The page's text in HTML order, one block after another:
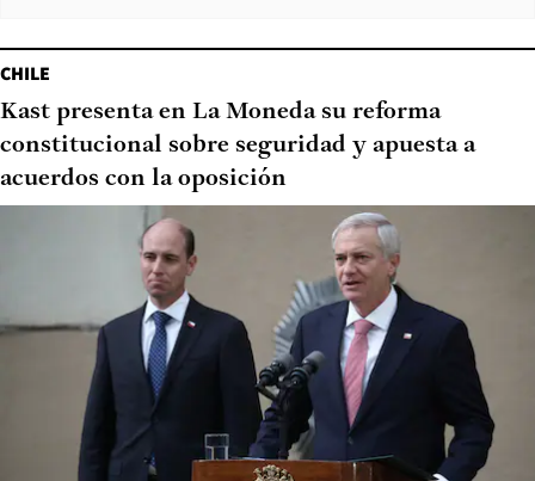
CHILE
Kast presenta en La Moneda su reforma
constitucional sobre seguridad y apuesta a
acuerdos con la oposición